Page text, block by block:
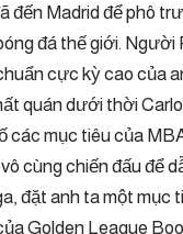
đến Madrid để phô
đá thế giới.
cực kỳ cao của
quán dưới thời
các mục tiêu của
cùng chiến đấu để
đặt anh ta một
Golden League